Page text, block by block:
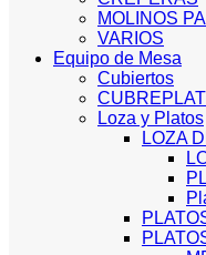
MOLINOS
VARIOS
Equipo de Mesa
Cubiertos
Loza y Platos
LOZA